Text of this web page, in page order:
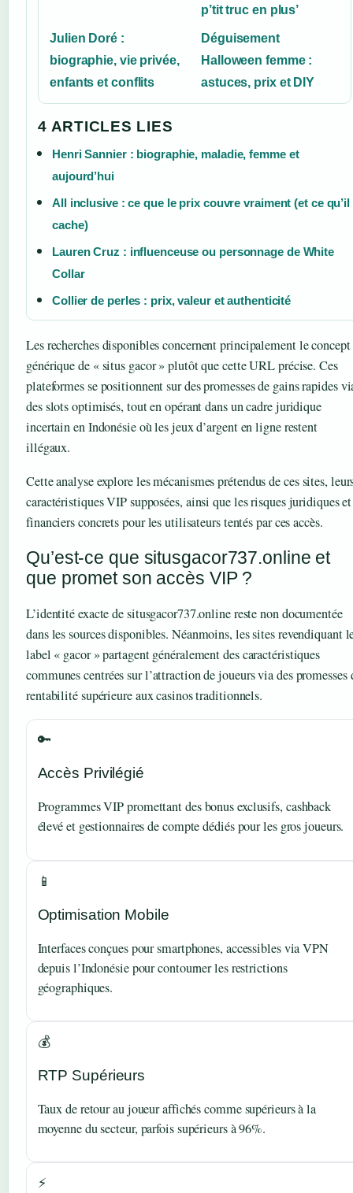
p’tit truc en plus’
Julien Doré :
biographie, vie privée,
enfants et conflits
Déguisement
Halloween femme :
astuces, prix et DIY
4 ARTICLES LIES
Henri Sannier : biographie, maladie, femme et
aujourd’hui
All inclusive : ce que le prix couvre vraiment (et ce qu’il
cache)
Lauren Cruz : influenceuse ou personnage de White
Collar
Collier de perles : prix, valeur et authenticité
Les recherches disponibles concernent principalement le concept
générique de « situs gacor » plutôt que cette URL précise. Ces
plateformes se positionnent sur des promesses de gains rapides
des slots optimisés, tout en opérant dans un cadre juridique
incertain en Indonésie où les jeux d’argent en ligne restent
illégaux.
Cette analyse explore les mécanismes prétendus de ces sites,
caractéristiques VIP supposées, ainsi que les risques juridiques et
financiers concrets pour les utilisateurs tentés par ces accès.
Qu’est-ce que situsgacor737.online et
que promet son accès VIP ?
L’identité exacte de situsgacor737.online reste non documentée
dans les sources disponibles. Néanmoins, les sites revendiquant
label « gacor » partagent généralement des caractéristiques
communes centrées sur l’attraction de joueurs via des promesses
rentabilité supérieure aux casinos traditionnels.
🔑
Accès Privilégié
Programmes VIP promettant des bonus exclusifs, cashback
élevé et gestionnaires de compte dédiés pour les gros joueurs.
📱
Optimisation Mobile
Interfaces conçues pour smartphones, accessibles via VPN
depuis l’Indonésie pour contourner les restrictions
géographiques.
💰
RTP Supérieurs
Taux de retour au joueur affichés comme supérieurs à la
moyenne du secteur, parfois supérieurs à 96%.
⚡